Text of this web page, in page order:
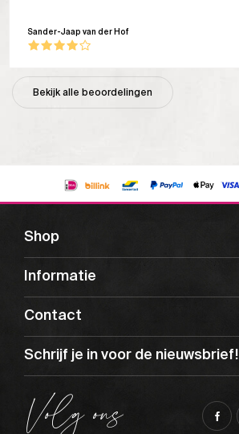
Sander-Jaap van der Hof
Bekijk alle beoordelingen
Shop
Informatie
Contact
Schrijf je in voor de nieuwsbrief!
Volg ons